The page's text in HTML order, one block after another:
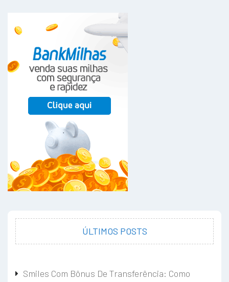
ÚLTIMOS POSTS
Smiles Com Bônus De Transferência: Como